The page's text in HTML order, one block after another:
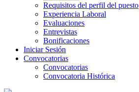
Requisitos del perfil del puesto
Experiencia Laboral
Evaluaciones
Entrevistas
Bonificaciones
Iniciar Sesión
Convocatorias
Convocatorias
Convocatoria Histórica